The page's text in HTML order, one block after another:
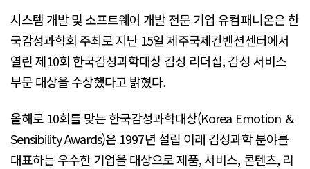
시스템 개발 및 소프트웨어 개발 전문 기업 유컴패니온은 한
국감성과학회 주최로 지난 15일 제주국제컨벤션센터에서
열린 제10회 한국감성과학대상 감성 리더십, 감성 서비스
부문 대상을 수상했다고 밝혔다.
올해로 10회를 맞는 한국감성과학대상(Korea Emotion ＆
Sensibility Awards)은 1997년 설립 이래 감성과학 분야를
대표하는 우수한 기업을 대상으로 제품, 서비스, 콘텐츠, 리